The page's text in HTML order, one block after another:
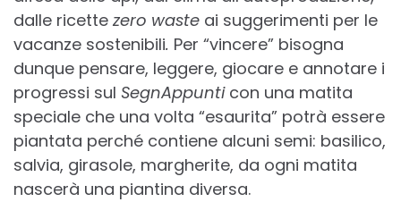
dalle ricette zero waste ai suggerimenti per le
vacanze sostenibili. Per “vincere” bisogna
dunque pensare, leggere, giocare e annotare i
progressi sul SegnAppunticon una matita
speciale che una volta “esaurita” potrà essere
piantata perché contiene alcuni semi: basilico,
salvia, girasole, margherite, da ogni matita
nascerà una piantina diversa.